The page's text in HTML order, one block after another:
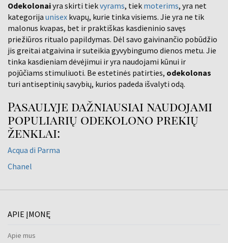
Odekolonaiyra skirti tiekvyrams, tiek moterims, yra net
kategorija unisex kvapų, kurie tinka visiems. Jie yra ne tik
malonus kvapas, bet ir praktiškas kasdieninio savęs
priežiūros ritualo papildymas. Dėl savo gaivinančio pobūdžio
jis greitai atgaivina ir suteikia gyvybingumo dienos metu. Jie
tinka kasdieniam dėvėjimui ir yra naudojami kūnui ir
pojūčiams stimuliuoti. Be estetinės patirties, odekolonas
turi antiseptinių savybių, kurios padeda išvalyti odą.
Pasaulyje dažniausiai naudojami
populiarių odekolono prekių
ženklai:
Acqua di Parma
Chanel
APIE ĮMONĘ
Apie mus